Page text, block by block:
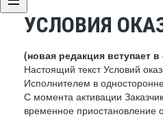
УСЛОВИЯ
(новая редакция вступает
Настоящий текст Условий
Исполнителем в
С момента активации
временное приостановление